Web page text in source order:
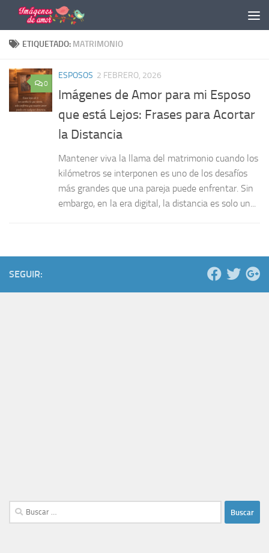
Saltar al contenido
ETIQUETADO: MATRIMONIO
0
ESPOSOS 2 FEBRERO, 2026
Imágenes de Amor para mi Esposo
que está Lejos: Frases para Acortar
la Distancia
Mantener viva la llama del matrimonio cuando los
kilómetros se interponen es uno de los desafíos
más grandes que una pareja puede enfrentar. Sin
embargo, en la era digital, la distancia es solo un...
SEGUIR:
Buscar: